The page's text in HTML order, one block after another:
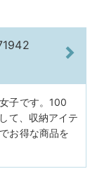
子です。100
て、収納アイテ
お得な商品を